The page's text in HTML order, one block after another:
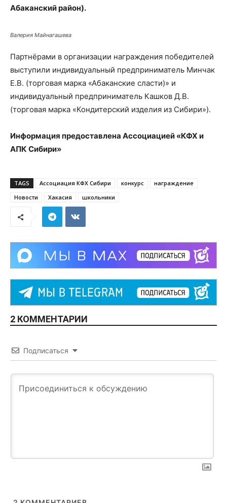
Абаканский район).
Валерия Майнагашева
Партнёрами в организации награждения победителей
выступили индивидуальный предприниматель Минчак
Е.В. (торговая марка «Абаканские сласти)» и
индивидуальный предприниматель Кашков Д.В.
(торговая марка «Кондитерский изделия из Сибири»).
Информация предоставлена Ассоциацией «КФХ и
АПК Сибири»
TAGS Ассоциация КФХ Сибири конкурс
награждение
Новости
Хакасия школьники
2 КОММЕНТАРИИ
Подписаться